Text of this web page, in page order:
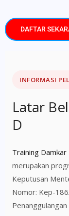
06–08
20–22
17–19
DAFTAR
INFORMASI
Latar
D
Training Damkar
merupakan
Keputusan
Nomor: Kep-